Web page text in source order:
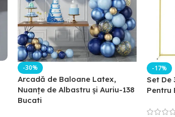
-30%
Arcadă de Baloane Latex,
Nuanțe de Albastru și Auriu-138
Bucati
-17%
Set De
Pentru